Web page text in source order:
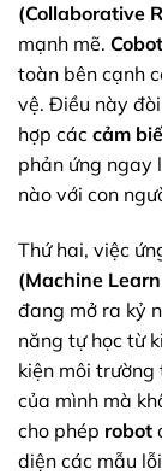
(Collaborative
mạnh mẽ. Cobot
toàn bên cạnh
vệ. Điều này
hợp các cảm
phản ứng ngay
nào với con
Thứ hai, việc
(Machine
đang mở ra kỷ
năng tự học từ
kiện môi
của mình mà
cho phép robot
diện các mẫu